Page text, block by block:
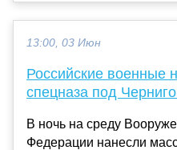
13:00, 03 Июн
Российские военные
спецназа под
В ночь на среду
Федерации нанесли